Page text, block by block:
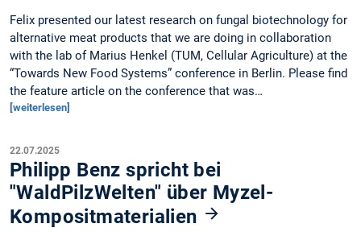
Felix presented our latest research on fungal biotechnology for
alternative meat products that we are doing in collaboration
with the lab of Marius Henkel (TUM, Cellular Agriculture) at the
“Towards New Food Systems” conference in Berlin. Please find
the feature article on the conference that was…
[weiterlesen]
22.07.2025
Philipp Benz spricht bei
"WaldPilzWelten" über Myzel-
Kompositmaterialien